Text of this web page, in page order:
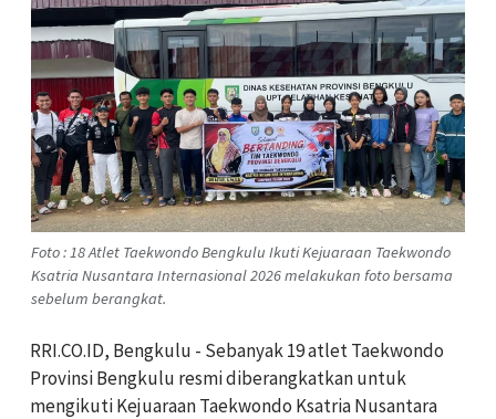
Foto : 18 Atlet Taekwondo Bengkulu Ikuti Kejuaraan Taekwondo
Ksatria Nusantara Internasional 2026 melakukan foto bersama
sebelum berangkat.
RRI.CO.ID, Bengkulu - Sebanyak 19 atlet Taekwondo
Provinsi Bengkulu resmi diberangkatkan untuk
mengikuti Kejuaraan Taekwondo Ksatria Nusantara